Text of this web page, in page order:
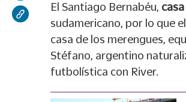
El Santiago Bernabéu,
sudamericano, por lo que
casa de los merengues,
Stéfano, argentino
futbolística con River.